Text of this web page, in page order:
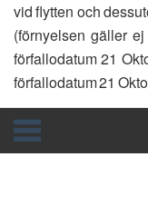
vid flytten och
(förnyelsen gäller
förfallodatum 21
förfallodatum 21